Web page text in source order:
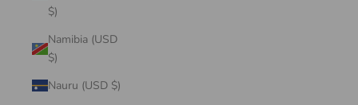
$)
Namibia (USD
$)
Nauru (USD $)